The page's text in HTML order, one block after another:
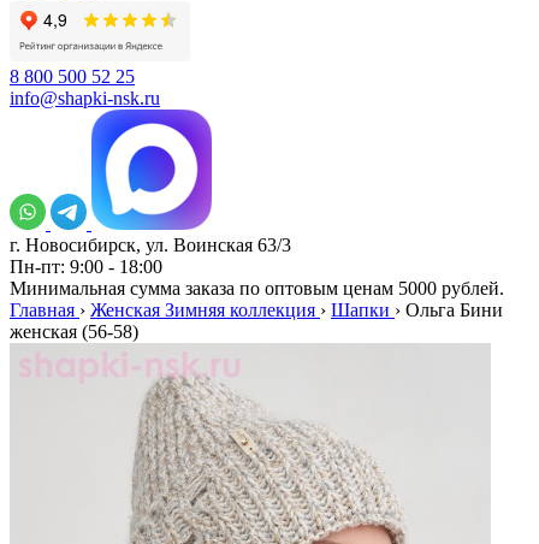
8 800 500 52 25
info@shapki-nsk.ru
г. Новосибирск, ул. Воинская 63/3
Пн-пт: 9:00 - 18:00
Минимальная сумма заказа по оптовым ценам 5000 рублей.
Главная › Женская Зимняя коллекция › Шапки › Ольга Бини
женская (56-58)